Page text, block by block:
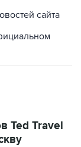
сайта
Ted Travel